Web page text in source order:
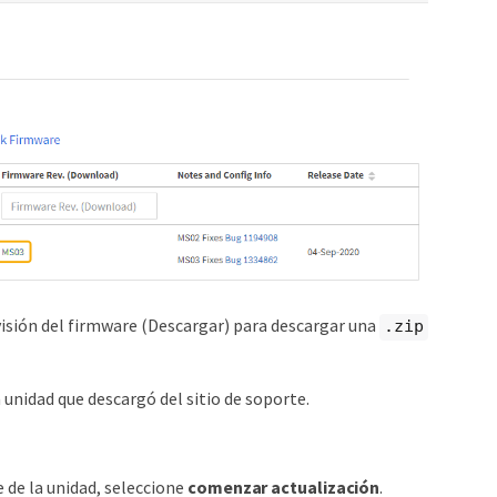
del firmware (Descargar) para descargar una .zip
que descargó del sitio de soporte.
la unidad, seleccione comenzar actualización.